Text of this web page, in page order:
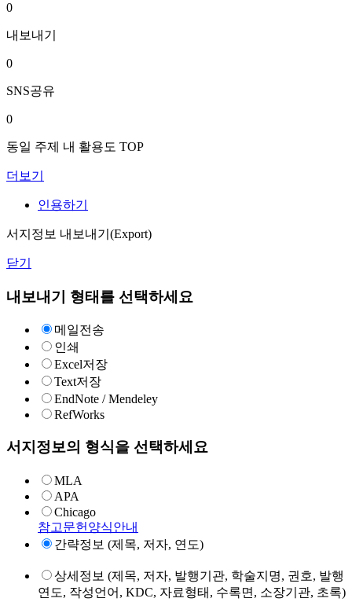
0
내보내기
0
SNS공유
0
동일 주제 내 활용도 TOP
더보기
인용하기
서지정보 내보내기(Export)
닫기
내보내기 형태를 선택하세요
메일전송
인쇄
Excel저장
Text저장
EndNote / Mendeley
RefWorks
서지정보의 형식을 선택하세요
MLA
APA
Chicago
참고문헌양식안내
간략정보 (제목, 저자, 연도)
상세정보 (제목, 저자, 발행기관, 학술지명, 권호, 발행
연도, 작성언어, KDC, 자료형태, 수록면, 소장기관, 초록)